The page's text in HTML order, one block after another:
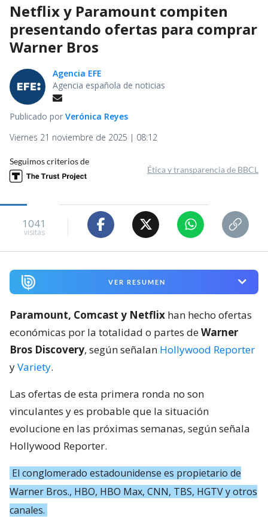
Netflix y Paramount compiten
presentando ofertas para comprar
Warner Bros
Agencia EFE
Agencia española de noticias
Publicado por Verónica Reyes
Viernes 21 noviembre de 2025 | 08:12
Seguimos criterios de
Ética y transparencia de BBCL
1041
visitas
VER RESUMEN
Paramount, Comcast y Netflix han hecho ofertas
económicas por la totalidad o partes deWarner
Bros Discovery, según señalan Hollywood Reporter
yVariety.
Las ofertas de esta primera ronda no son
vinculantes y es probable que la situación
evolucione en las próximas semanas, según señala
Hollywood Reporter.
El conglomerado estadounidense es propietario de
Warner Bros., HBO, HBO Max, CNN, TBS, HGTV y otros
canales.